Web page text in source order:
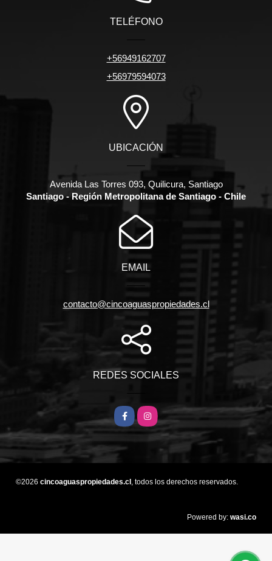
TELÉFONO
+56949162707
+56979594073
UBICACIÓN
Avenida Las Torres 093, Quilicura, Santiago
Santiago - Región Metropolitana de Santiago - Chile
EMAIL
contacto@cincoaguaspropiedades.cl
REDES SOCIALES
FacebookInstagram
©2026 cincoaguaspropiedades.cl , todos los derechos reservados.
Powered by: wasi.co